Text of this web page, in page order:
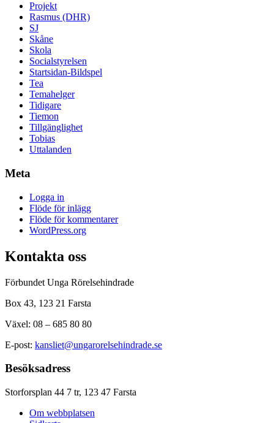
Projekt
Rasmus (DHR)
SJ
Skåne
Skola
Socialstyrelsen
Startsidan-Bildspel
Tea
Temahelger
Tidigare
Tiemon
Tillgänglighet
Tobias
Uttalanden
Meta
Logga in
Flöde för inlägg
Flöde för kommentarer
WordPress.org
Kontakta oss
Förbundet Unga Rörelsehindrade
Box 43, 123 21 Farsta
Växel: 08 – 685 80 80
E-post: kansliet@ungarorelsehindrade.se
Besöksadress
Storforsplan 44 7 tr, 123 47 Farsta
Om webbplatsen